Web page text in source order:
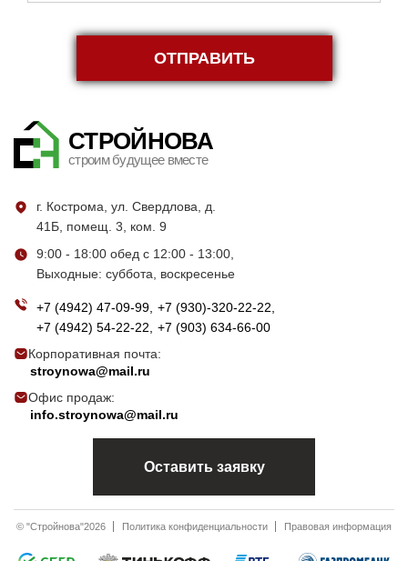
ОТПРАВИТЬ
СТРОЙНОВА
строим будущее вместе
г. Кострома, ул. Свердлова, д.
41Б, помещ. 3, ком. 9
9:00 - 18:00 обед с 12:00 - 13:00,
Выходные: суббота, воскресенье
+7 (4942) 47-09-99 +7 (930)-320-22-22
+7 (4942) 54-22-22
+7 (903) 634-66-00
Корпоративная почта:
stroynowa@mail.ru
Офис продаж:
info.stroynowa@mail.ru
Оставить заявку
© "Стройнова"2026 Политика конфиденциальности Правовая информация